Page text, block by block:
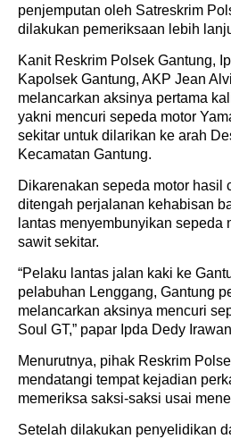
penjemputan oleh Satreskrim
dilakukan pemeriksaan lebih
Kanit Reskrim Polsek Gantung,
Kapolsek Gantung, AKP Jean
melancarkan aksinya pertama
yakni mencuri sepeda motor
sekitar untuk dilarikan ke arah
Kecamatan Gantung.
Dikarenakan sepeda motor hasil
ditengah perjalanan kehabisan
lantas menyembunyikan sepeda
sawit sekitar.
“Pelaku lantas jalan kaki ke
pelabuhan Lenggang, Gantung
melancarkan aksinya mencuri
Soul GT,” papar Ipda Dedy
Menurutnya, pihak Reskrim
mendatangi tempat kejadian
memeriksa saksi-saksi usai
Setelah dilakukan penyelidikan